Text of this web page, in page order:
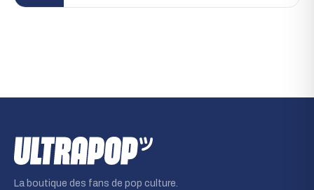
La boutique des fans de pop culture.